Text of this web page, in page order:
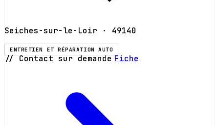
Seiches-sur-le-Loir · 49140
ENTRETIEN ET RÉPARATION AUTO
// Contact sur demande Fiche